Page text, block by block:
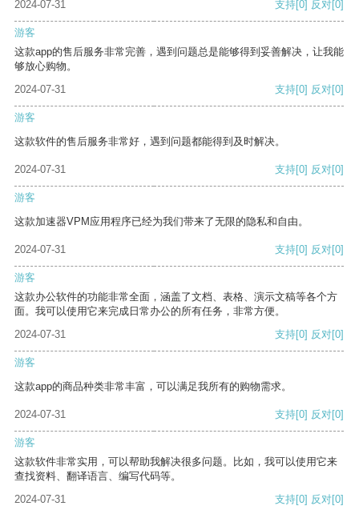
2024-07-31 支持[0] 反对[0]
游客
这款app的售后服务非常完善，遇到问题总是能够得到妥善解决，让我能
够放心购物。
2024-07-31
支持[0] 反对[0]
游客
这款软件的售后服务非常好，遇到问题都能得到及时解决。
2024-07-31 支持[0] 反对[0]
游客
这款加速器VPM应用程序已经为我们带来了无限的隐私和自由。
2024-07-31 支持[0] 反对[0]
游客
这款办公软件的功能非常全面，涵盖了文档、表格、演示文稿等各个方
面。我可以使用它来完成日常办公的所有任务，非常方便。
2024-07-31
支持[0] 反对[0]
游客
这款app的商品种类非常丰富，可以满足我所有的购物需求。
2024-07-31 支持[0] 反对[0]
游客
这款软件非常实用，可以帮助我解决很多问题。比如，我可以使用它来
查找资料、翻译语言、编写代码等。
2024-07-31
支持[0] 反对[0]